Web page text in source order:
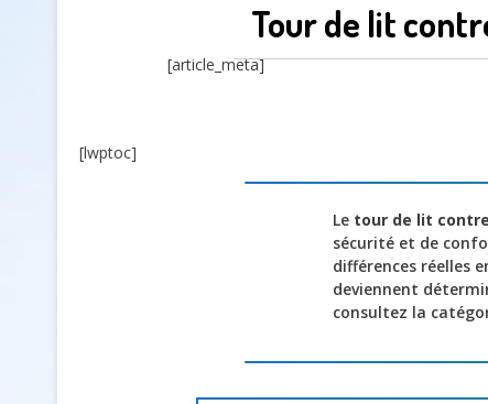
Tour de lit
[article_meta]
[lwptoc]
Le tour de lit
sécurité et de
différences réelles
deviennent
consultez la